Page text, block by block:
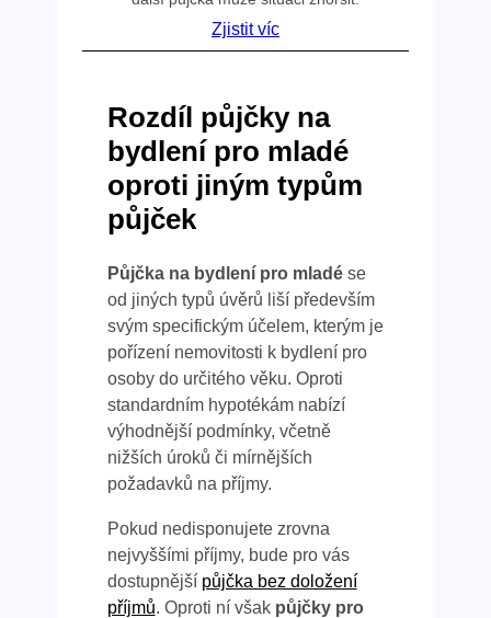
Zjistit víc
Rozdíl půjčky na
bydlení pro mladé
oproti jiným typům
půjček
Půjčka na bydlení pro mladése
od jiných typů úvěrů liší především
svým specifickým účelem, kterým je
pořízení nemovitosti k bydlení pro
osoby do určitého věku. Oproti
standardním hypotékám nabízí
výhodnější podmínky, včetně
nižších úroků či mírnějších
požadavků na příjmy.
Pokud nedisponujete zrovna
nejvyššími příjmy, bude pro vás
dostupnější půjčka bez doložení
příjmů. Oproti ní však půjčky pro